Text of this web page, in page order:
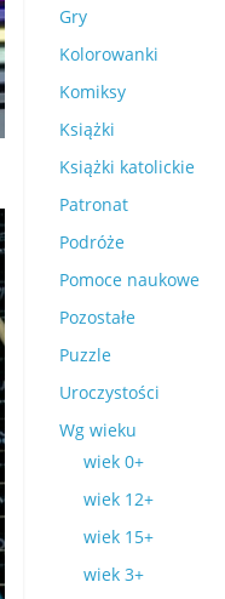
Gry
Kolorowanki
Komiksy
Książki
Książki katolickie
Patronat
Podróże
Pomoce naukowe
Pozostałe
Puzzle
Uroczystości
Wg wieku
wiek 0+
wiek 12+
wiek 15+
wiek 3+